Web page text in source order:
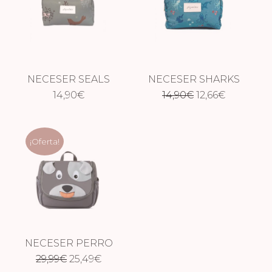
NECESER SEALS
14,90€
NECESER SHARKS
14,90€ El
12,66€El
¡Oferta!
NECESER PERRO
29,99€ El
25,49€El